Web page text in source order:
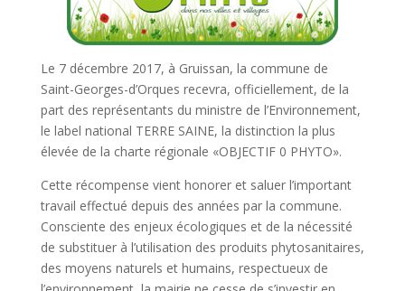
Le 7 décembre 2017, à Gruissan, la commune de
Saint-Georges-d’Orques recevra, officiellement, de la
part des représentants du ministre de l’Environnement,
le label national TERRE SAINE, la distinction la plus
élevée de la charte régionale «OBJECTIF 0 PHYTO».
Cette récompense vient honorer et saluer l’important
travail effectué depuis des années par la commune.
Consciente des enjeux écologiques et de la nécessité
de substituer à l’utilisation des produits phytosanitaires,
des moyens naturels et humains, respectueux de